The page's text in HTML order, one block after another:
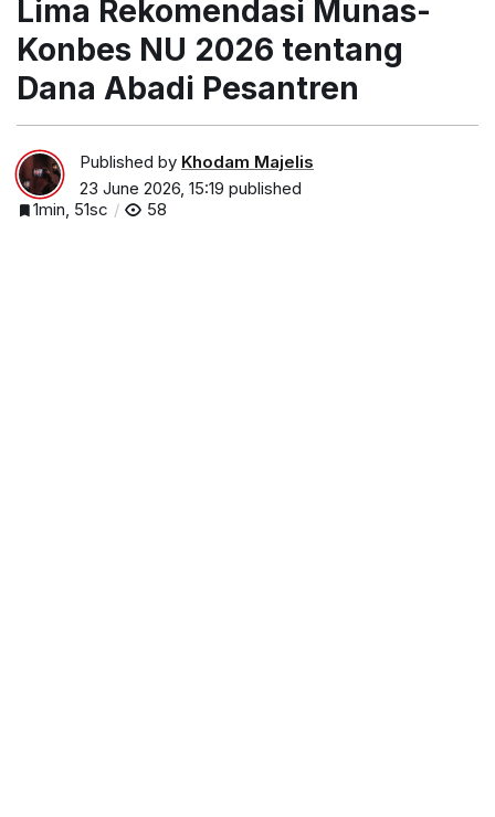
Lima Rekomendasi Munas-
Konbes NU 2026 tentang
Dana Abadi Pesantren
Published by Khodam Majelis
23 June 2026, 15:19 published
1min, 51sc
58